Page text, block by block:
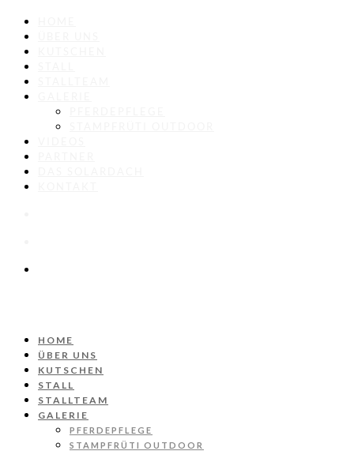
HOME
ÜBER UNS
KUTSCHEN
STALL
STALLTEAM
GALERIE
PFERDEPFLEGE
STAMPFRÜTI OUTDOOR